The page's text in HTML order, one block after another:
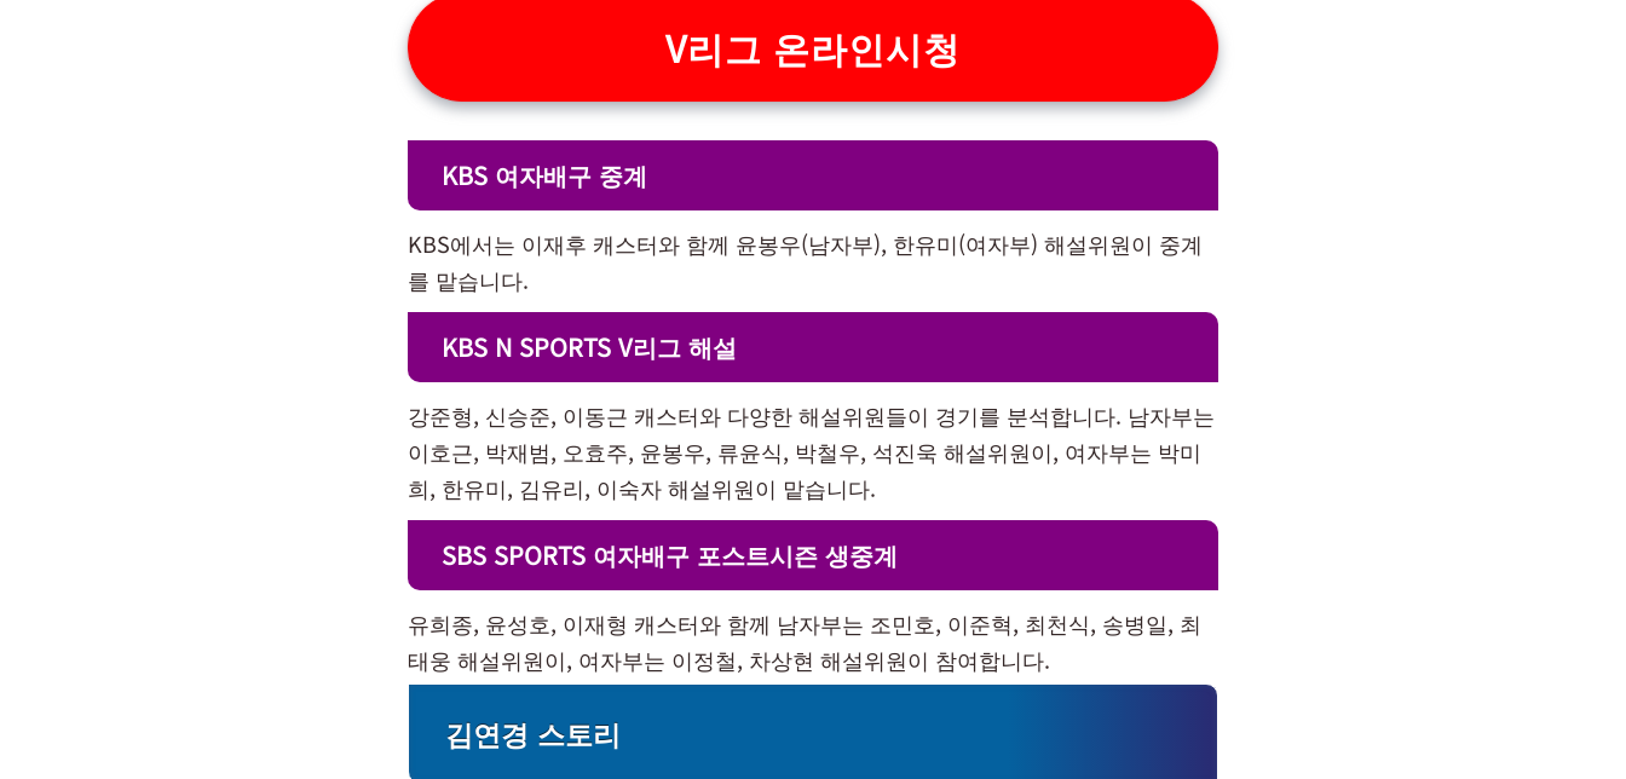
V리그 온라인시청
KBS 여자배구 중계
KBS에서는 이재후 캐스터와 함께 윤봉우(남자부), 한유미(여자부) 해설위원이 중계
를 맡습니다.
KBS N SPORTS V리그 해설
강준형, 신승준, 이동근 캐스터와 다양한 해설위원들이 경기를 분석합니다. 남자부는
이호근, 박재범, 오효주, 윤봉우, 류윤식, 박철우, 석진욱 해설위원이, 여자부는 박미
희, 한유미, 김유리, 이숙자 해설위원이 맡습니다.
SBS SPORTS 여자배구 포스트시즌 생중계
유희종, 윤성호, 이재형 캐스터와 함께 남자부는 조민호, 이준혁, 최천식, 송병일, 최
태웅 해설위원이, 여자부는 이정철, 차상현 해설위원이 참여합니다.
김연경 스토리